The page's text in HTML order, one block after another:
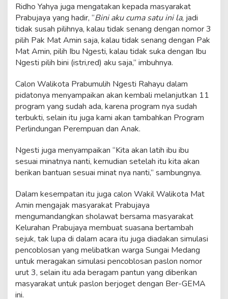
Ridho Yahya juga mengatakan kepada masyarakat
Prabujaya yang hadir, “Bini aku cuma satu ini la, jadi
tidak susah pilihnya, kalau tidak senang dengan nomor 3
pilih Pak Mat Amin saja, kalau tidak senang dengan Pak
Mat Amin, pilih Ibu Ngesti, kalau tidak suka dengan Ibu
Ngesti pilih bini (istri,red) aku saja,” imbuhnya.
Calon Walikota Prabumulih Ngesti Rahayu dalam
pidatonya menyampaikan akan kembali melanjutkan 11
program yang sudah ada, karena program nya sudah
terbukti, selain itu juga kami akan tambahkan Program
Perlindungan Perempuan dan Anak.
Ngesti juga menyampaikan “Kita akan latih ibu ibu
sesuai minatnya nanti, kemudian setelah itu kita akan
berikan bantuan sesuai minat nya nanti,” sambungnya.
Dalam kesempatan itu juga calon Wakil Walikota Mat
Amin mengajak masyarakat Prabujaya
mengumandangkan sholawat bersama masyarakat
Kelurahan Prabujaya membuat suasana bertambah
sejuk, tak lupa di dalam acara itu juga diadakan simulasi
pencoblosan yang melibatkan warga Sungai Medang
untuk meragakan simulasi pencoblosan paslon nomor
urut 3, selain itu ada beragam pantun yang diberikan
masyarakat untuk paslon berjoget dengan Ber-GEMA
ini.